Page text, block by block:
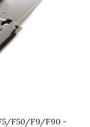
F50/F9/F90 -